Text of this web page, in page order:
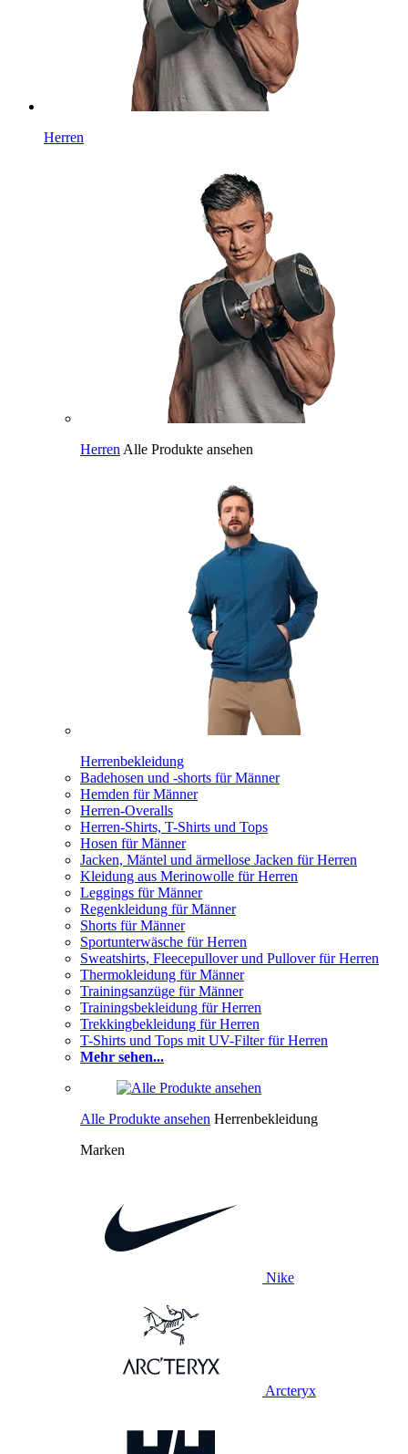
Herren
Herren Alle Produkte ansehen
Herrenbekleidung
Badehosen und -shorts für Männer
Hemden für Männer
Herren-Overalls
Herren-Shirts, T-Shirts und Tops
Hosen für Männer
Jacken, Mäntel und ärmellose Jacken für Herren
Kleidung aus Merinowolle für Herren
Leggings für Männer
Regenkleidung für Männer
Shorts für Männer
Sportunterwäsche für Herren
Sweatshirts, Fleecepullover und Pullover für Herren
Thermokleidung für Männer
Trainingsanzüge für Männer
Trainingsbekleidung für Herren
Trekkingbekleidung für Herren
T-Shirts und Tops mit UV-Filter für Herren
Mehr sehen...
Alle Produkte ansehen Herrenbekleidung
Marken
Nike
Arcteryx